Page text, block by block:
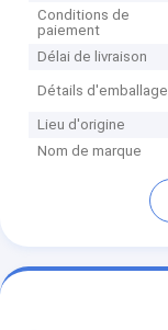
Conditions de
paiement
Délai de livraison
Détails d'emballage
Lieu d'origine
Nom de marque